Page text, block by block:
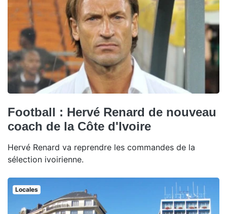
Football : Hervé Renard de nouveau
coach de la Côte d'Ivoire
Hervé Renard va reprendre les commandes de la
sélection ivoirienne.
Locales